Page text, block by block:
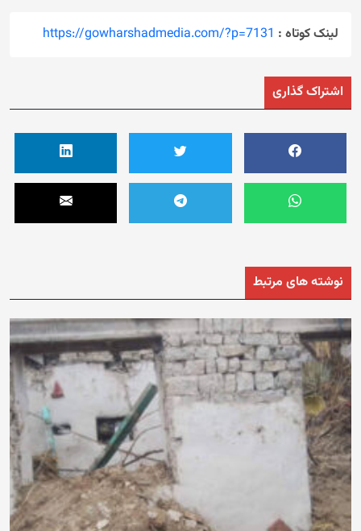
لینک کوتاه : https://gowharshadmedia.com/?p=7131
اشتراک گذاری
نوشته های مرتبط